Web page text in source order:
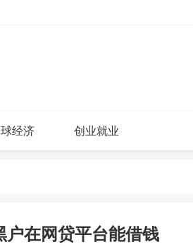
经济 创业就业
在网贷平台能借钱